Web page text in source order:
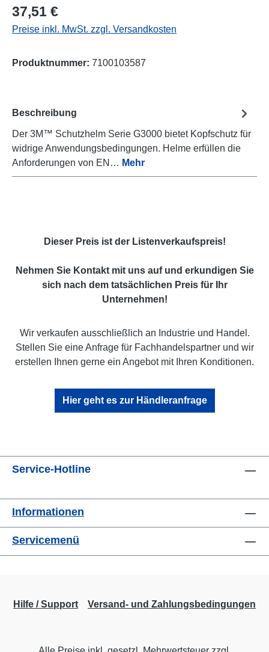
Regulärer Preis:
37,51 €
Preise inkl. MwSt. zzgl. Versandkosten
Produktnummer: 7100103587
Beschreibung
Der 3M™ Schutzhelm Serie G3000 bietet Kopfschutz für
widrige Anwendungsbedingungen. Helme erfüllen die
Anforderungen von EN… Mehr
Dieser Preis ist der Listenverkaufspreis!
Nehmen Sie Kontakt mit uns auf und erkundigen Sie
sich nach dem tatsächlichen Preis für Ihr
Unternehmen!
Wir verkaufen ausschließlich an Industrie und Handel.
Stellen Sie eine Anfrage für Fachhandelspartner und wir
erstellen Ihnen gerne ein Angebot mit Ihren Konditionen.
Hier geht es zur Händleranfrage
Service-Hotline
Informationen
Servicemenü
Hilfe / Support Versand- und Zahlungsbedingungen